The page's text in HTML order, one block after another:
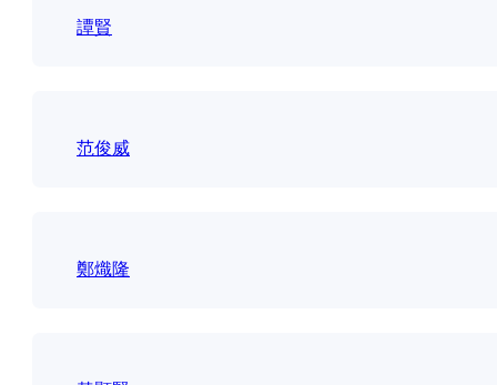
譚賢
范俊威
鄭熾隆